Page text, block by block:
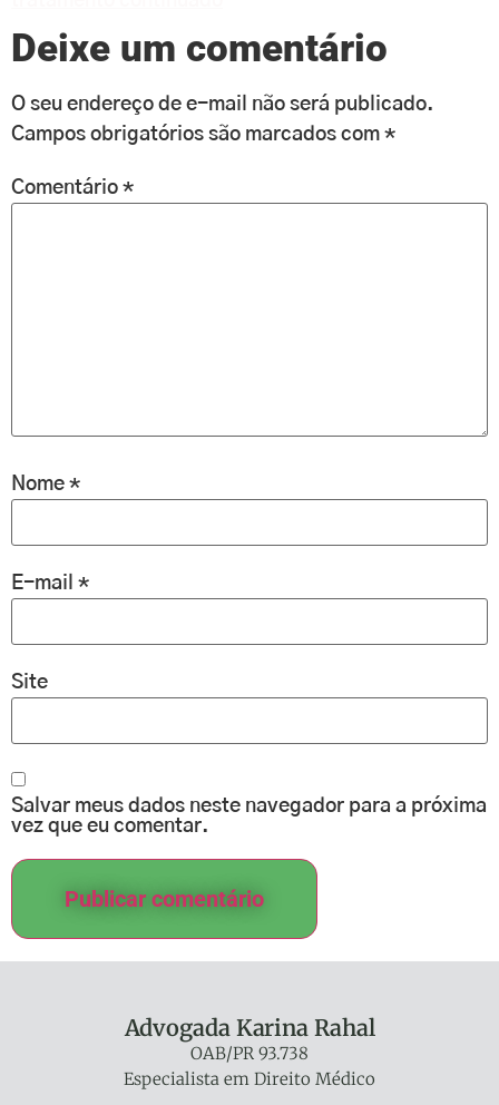
Deixe um comentário
O seu endereço de e-mail não será publicado.
Campos obrigatórios são marcados com *
Comentário *
Nome *
E-mail *
Site
Salvar meus dados neste navegador para a próxima
vez que eu comentar.
Advogada Karina Rahal
OAB/PR 93.738
Especialista em Direito Médico